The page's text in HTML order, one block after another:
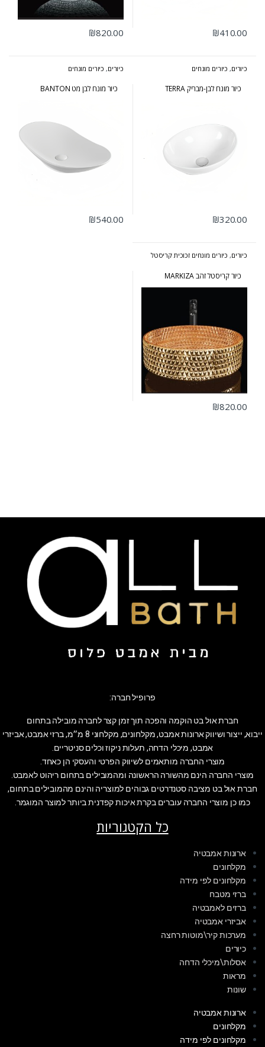
₪410.00
₪820.00
כיורים, כיורים מונחים
כיור מונח לבן-מבריק TERRA
₪320.00
כיורים, כיורים מונחים
כיור מונח לבן מט BANTON
₪540.00
כיורים, כיורים מונחים זכוכית קריסטל
כיור קריסטל זהב MARKIZA
₪820.00
פרופיל חברה:
חברת אול בט הוקמה והפכה תוך זמן קצר לחברה מובילה בתחום
ייבוא, ייצור ושיווק ארונות אמבט, מקלחונים, מקלחוני 8 מ״מ, ברזי אמבט, אביזרי
אמבט, מיכלי הדחה, תעלות ניקוז וכלים סניטריים.
מוצרי החברה מותאמים לשיווק הפרטי והעסקי הן כאחד.
מוצרי החברה הינם מהשורה הראשונה ומהמובילים בתחום ריהוט לאמבט.
חברת אול בט מציבה סטנדרטים גבוהים למוצריה והינם מהמובילים בתחום,
כמו כן מוצרי החברה עוברים בקרת איכות קפדנית ביותר למוצר המוגמר.
כל הקטגוריות
ארונות אמבטיה
מקלחונים
מקלחונים לפי מידה
ברזי מטבח
ברזים לאמבטיה
אביזרי אמבטיה
מערכות קיר\מוטות רחצה
כיורים
אסלות\מיכלי הדחה
מראות
שונות
ארונות אמבטיה
מקלחונים
מקלחונים לפי מידה